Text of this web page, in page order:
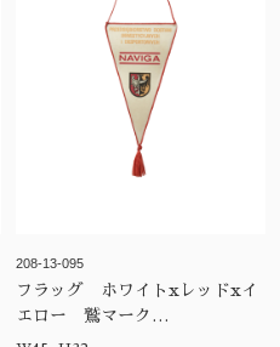
208-13-095
フラッグ ホワイトxレッドxイ
エロー 鷲マーク
”NAVIGA”